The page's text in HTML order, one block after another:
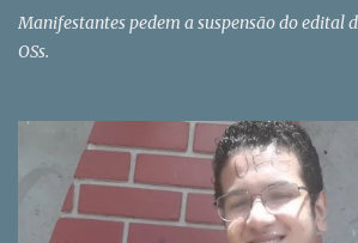
Manifestantes pedem a suspensão do edital
OSs.